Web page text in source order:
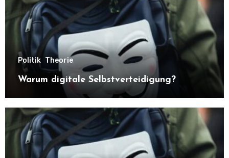
Politik Theorie
Warum digitale Selbstverteidigung?